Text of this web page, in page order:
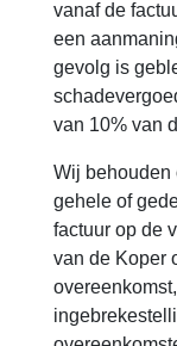
vanaf de
een
gevolg is
van 10% van
Wij behouden
gehele of
factuur op de
van de Koper